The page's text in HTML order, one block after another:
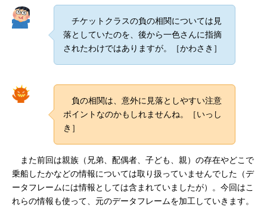
チケットクラスの負の相関については見
落としていたのを、後から一色さんに指摘
されたわけではありますが。［かわさき］
負の相関は、意外に見落としやすい注意
ポイントなのかもしれませんね。［いっし
き］
また前回は親族（兄弟、配偶者、子ども、親）の存在やどこで
乗船したかなどの情報については取り扱っていませんでした（デ
ータフレームには情報としては含まれていましたが）。今回はこ
れらの情報も使って、元のデータフレームを加工していきます。